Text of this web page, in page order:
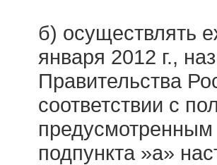
б) осуществлять
января 2012 г.,
Правительства
соответствии с
подпункта »а»